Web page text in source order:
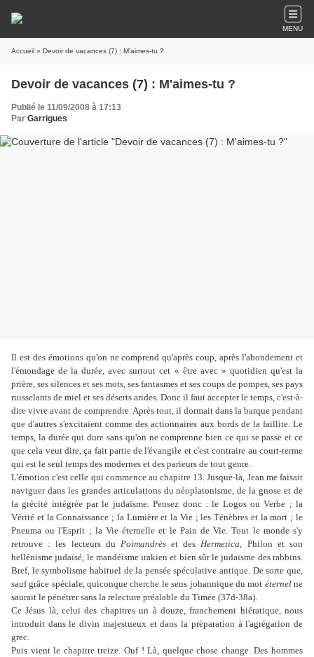
MENU
Accueil » Devoir de vacances (7) : M'aimes-tu ?
Devoir de vacances (7) : M'aimes-tu ?
Publié le 11/09/2008 à 17:13
Par Garrigues
Il est des émotions qu'on ne comprend qu'après coup, après l'abondement et
l'émondage de la durée, avec surtout cet « être avec » quotidien qu'est la
prière, ses silences et ses mots, ses fantasmes et ses coups de pompes, ses pays
ruisselants de miel et ses déserts arides. Donc il faut accepter le temps, c'est-à-
dire vivre avant de comprendre. Après tout, il dormait dans la barque pendant
que d'autres s'excitaient comme des actionnaires aux bords de la faillite. Le
temps, la durée qui dure sans qu'on ne comprenne bien ce qui se passe et ce
que cela veut dire, ça fait partie de l'évangile et c'est contraire au court-terme
qui est le seul temps des modernes et des parieurs de tout genre.
L'émotion c'est celle qui commence au chapitre 13. Jusque-là, Jean me faisait
naviguer dans les grandes articulations du néoplatonisme, de la gnose et de
la grécité intégrée par le judaïsme. Pensez donc : le Logos ou Verbe ; la
Vérité et la Connaissance ; la Lumière et la Vie ; les Ténèbres et la mort ; le
Pneuma ou l'Esprit ; la Vie éternelle et le Pain de Vie. Tout le monde s'y
retrouve : les lecteurs du Poimandrèset desHermetica, Philon et son
hellénisme judaïsé, le mandéisme irakien et bien sûr le judaïsme des rabbins.
Bref, le symbolisme habituel de la pensée spéculative antique. De sorte que,
sauf grâce spéciale, quiconque cherche le sens johannique du mot éternelne
saurait le pénétrer sans la relecture préalable du Timée (37d-38a).
Ce Jésus là, celui des chapitres un à douze, franchement hiératique, nous
introduit dans le divin majestueux et dans la préparation à l'agrégation de
grec.
Puis vient le chapitre treize. Ouf ! Là, quelque chose change. Des hommes